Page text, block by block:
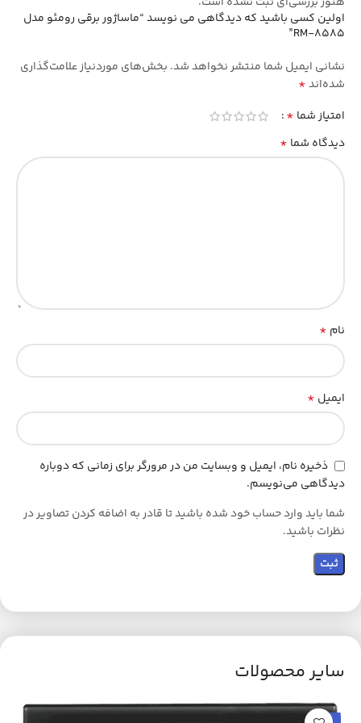
اولین کسی باشید که دیدگاهی می نویسد “ماساژور برقی رومئو مدل
RM-8585”
نشانی ایمیل شما منتشر نخواهد شد. بخش‌های موردنیاز علامت‌گذاری
شده‌اند*
امتیاز شما *
دیدگاه شما *
نام *
ایمیل *
ذخیره نام، ایمیل و وبسایت من در مرورگر برای زمانی که دوباره
دیدگاهی می‌نویسم.
شما باید وارد حساب خود شده باشید تا قادر به اضافه کردن تصاویر در
نظرات باشید.
سایر محصولات